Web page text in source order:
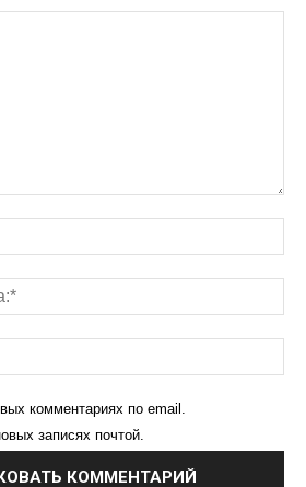
комментариях по email.
записях почтой.